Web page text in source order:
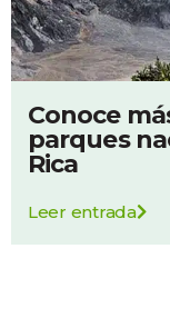
Conoce
parques
Rica
Leer entrada